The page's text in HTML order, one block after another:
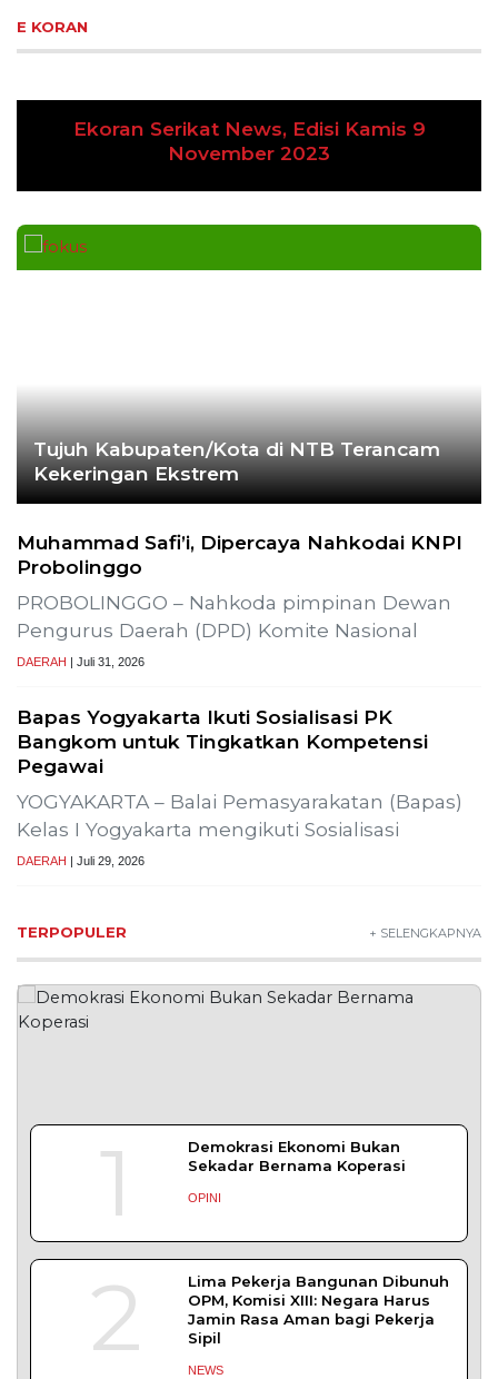
E KORAN
Ekoran Serikat News, Edisi Kamis 9
November 2023
Tujuh Kabupaten/Kota di NTB Terancam
Kekeringan Ekstrem
Muhammad Safi’i, Dipercaya Nahkodai KNPI
Probolinggo
PROBOLINGGO – Nahkoda pimpinan Dewan
Pengurus Daerah (DPD) Komite Nasional
DAERAH | Juli 31, 2026
Bapas Yogyakarta Ikuti Sosialisasi PK
Bangkom untuk Tingkatkan Kompetensi
Pegawai
YOGYAKARTA – Balai Pemasyarakatan (Bapas)
Kelas I Yogyakarta mengikuti Sosialisasi
DAERAH | Juli 29, 2026
TERPOPULER + SELENGKAPNYA
1
Demokrasi Ekonomi Bukan
Sekadar Bernama Koperasi
OPINI
2
Lima Pekerja Bangunan Dibunuh
OPM, Komisi XIII: Negara Harus
Jamin Rasa Aman bagi Pekerja
Sipil
NEWS